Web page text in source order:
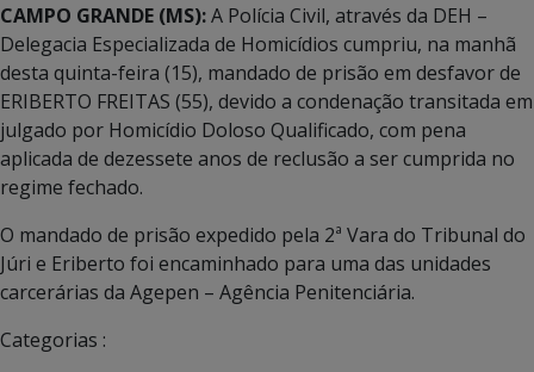
CAMPO GRANDE (MS):A Polícia Civil, através da DEH –
Delegacia Especializada de Homicídios cumpriu, na manhã
desta quinta-feira (15), mandado de prisão em desfavor de
ERIBERTO FREITAS (55), devido a condenação transitada em
julgado por Homicídio Doloso Qualificado, com pena
aplicada de dezessete anos de reclusão a ser cumprida no
regime fechado.
O mandado de prisão expedido pela 2ª Vara do Tribunal do
Júri e Eriberto foi encaminhado para uma das unidades
carcerárias da Agepen – Agência Penitenciária.
Categorias :